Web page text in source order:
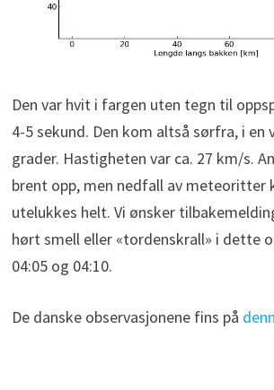
Den var hvit i fargen uten tegn til
4-5 sekund. Den kom altså sørfra, i en
grader. Hastigheten var ca. 27 km/s.
brent opp, men nedfall av meteoritter
utelukkes helt. Vi ønsker
hørt smell eller «tordenskrall» i dette
04:05 og 04:10.
De danske observasjonene fins på